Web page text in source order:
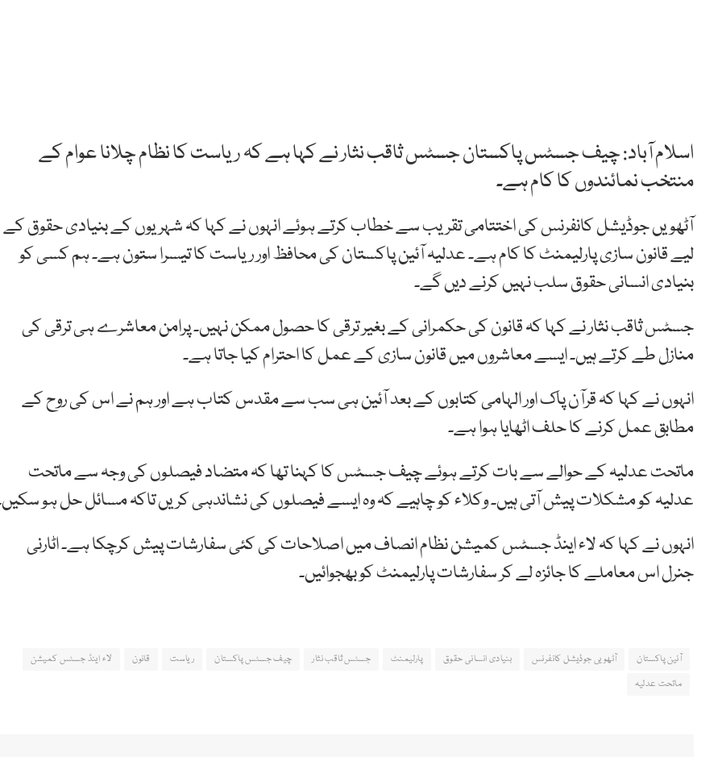
اسلام آباد: چیف جسٹس پاکستان جسٹس ثاقب نثار نے کہا ہے کہ ریاست کا نظام چلانا عوام کے
منتخب نمائندوں کا کام ہے۔
آٹھویں جوڈیشل کانفرنس کی اختتامی تقریب سے خطاب کرتے ہوئے انہوں نے کہا کہ شہریوں کے بنیادی حقوق کے
لیے قانون سازی پارلیمنٹ کا کام ہے۔ عدلیہ آئین پاکستان کی محافظ اور ریاست کا تیسرا ستون ہے۔ ہم کسی کو
بنیادی انسانی حقوق سلب نہیں کرنے دیں گے۔
جسٹس ثاقب نثار نے کہا کہ قانون کی حکمرانی کے بغیر ترقی کا حصول ممکن نہیں۔ پرامن معاشرے ہی ترقی کی
منازل طے کرتے ہیں۔ ایسے معاشروں میں قانون سازی کے عمل کا احترام کیا جاتا ہے۔
انہوں نے کہا کہ قرآن پاک اور الہامی کتابوں کے بعد آئین ہی سب سے مقدس کتاب ہے اور ہم نے اس کی روح کے
مطابق عمل کرنے کا حلف اٹھایا ہوا ہے۔
ماتحت عدلیہ کے حوالے سے بات کرتے ہوئے چیف جسٹس کا کہنا تھا کہ متضاد فیصلوں کی وجہ سے ماتحت
عدلیہ کو مشکلات پیش آتی ہیں۔ وکلاء کو چاہیے کہ وہ ایسے فیصلوں کی نشاندہی کریں تاکہ مسائل حل ہو
انہوں نے کہا کہ لاء اینڈ جسٹس کمیشن نظام انصاف میں اصلاحات کی کئی سفارشات پیش کرچکا ہے۔ اٹارنی
جنرل اس معاملے کا جائزہ لے کر سفارشات پارلیمنٹ کو بھجوائیں۔
آئین پاکستان آٹھویں جوڈیشل کانفرنس بنیادی انسانی حقوق پارلیمنٹ جسٹس ثاقب نثار چیف جسٹس پاکستان ریاست قانون
لاء اینڈ جسٹس کمیشن
ماتحت عدلیہ